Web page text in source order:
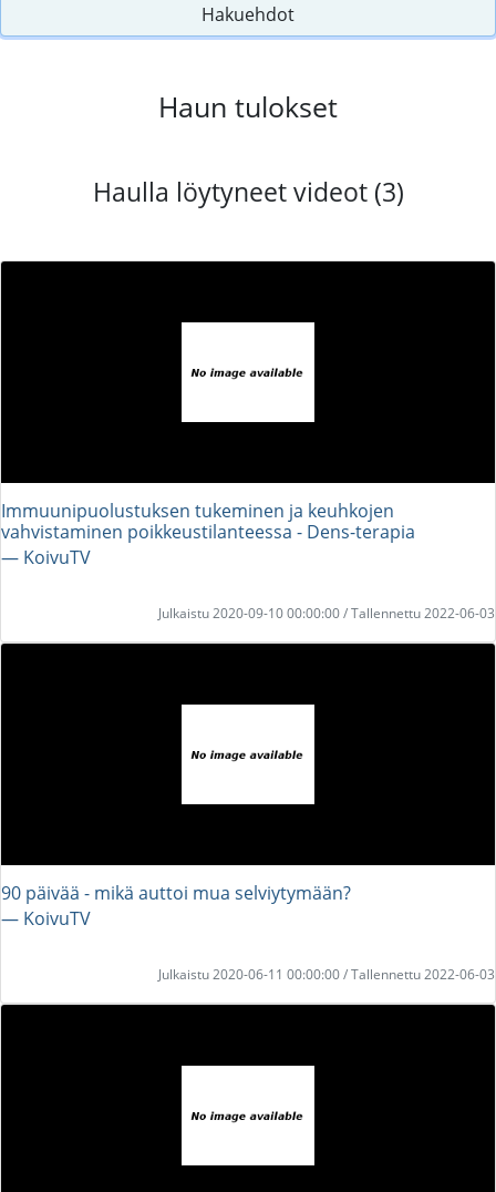
Hakuehdot
Haun tulokset
Haulla löytyneet videot (3)
Immuunipuolustuksen tukeminen ja keuhkojen
vahvistaminen poikkeustilanteessa - Dens-terapia
― KoivuTV
Julkaistu 2020-09-10 00:00:00 / Tallennettu 2022-06-03
90 päivää - mikä auttoi mua selviytymään?
― KoivuTV
Julkaistu 2020-06-11 00:00:00 / Tallennettu 2022-06-03